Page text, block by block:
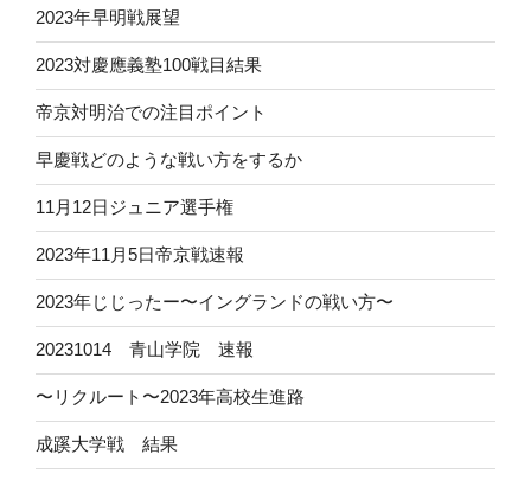
2023年早明戦展望
2023対慶應義塾100戦目結果
帝京対明治での注目ポイント
早慶戦どのような戦い方をするか
11月12日ジュニア選手権
2023年11月5日帝京戦速報
2023年じじったー〜イングランドの戦い方〜
20231014 青山学院 速報
〜リクルート〜2023年高校生進路
成蹊大学戦 結果